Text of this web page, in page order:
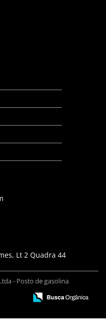
Lt 2 Quadra 44
- Posto de gasolina